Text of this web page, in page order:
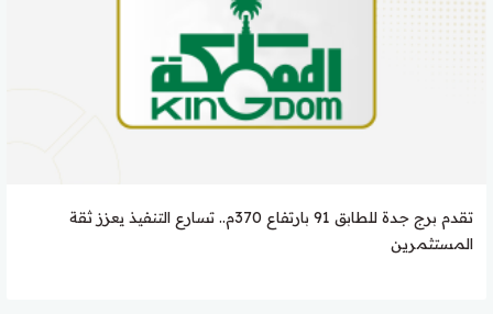
تقدم برج جدة للطابق 91 بارتفاع 370م.. تسارع التنفيذ يعزز ثقة
المستثمرين